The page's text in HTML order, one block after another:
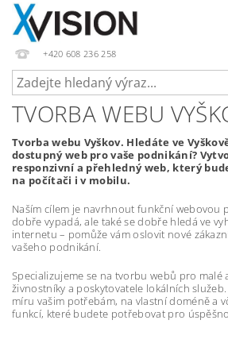
+420 608 236 258
TVORBA WEBU
Tvorba webu Vyškov. Hledáte ve
dostupný web pro vaše podnikání?
responzivní a přehledný web, který
na počítači i v mobilu.
Naším cílem je navrhnout funkční webovou
dobře vypadá, ale také se dobře hledá ve
internetu – pomůže vám oslovit nové
vašeho podnikání.
Specializujeme se na tvorbu webů pro malé
živnostníky a poskytovatele lokálních
míru vašim potřebám, na vlastní doméně a
funkcí, které budete potřebovat pro